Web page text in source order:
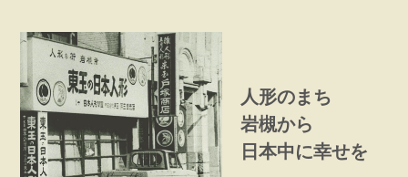
人形のまち
岩槻から
日本中に幸せを